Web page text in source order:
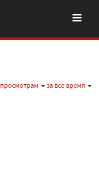
просмотрам за все время